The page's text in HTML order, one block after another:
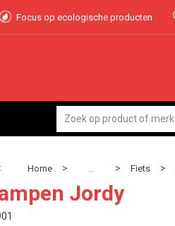
Focus op ecologische producten
Home > ... > Fiets >
Jordy